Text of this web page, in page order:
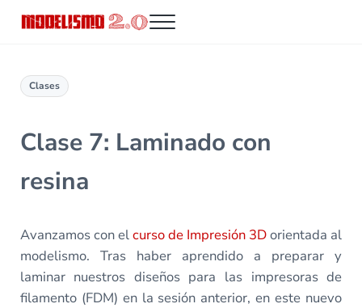
Menu
Clases
Clase 7: Laminado con
resina
Avanzamos con elcurso de Impresión 3Dorientada al
modelismo. Tras haber aprendido a preparar y
laminar nuestros diseños para las impresoras de
filamento (FDM) en la sesión anterior, en este nuevo